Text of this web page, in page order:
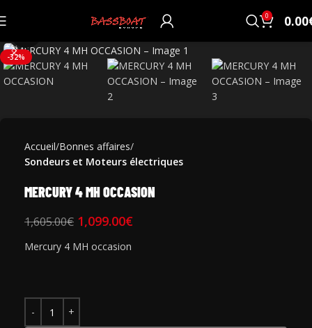
0 0.00
-32%
Accueil Bonnes affaires
Sondeurs et Moteurs électriques
MERCURY 4 MH OCCASION
1,605.00€ 1,099.00€
Mercury 4 MH occasion